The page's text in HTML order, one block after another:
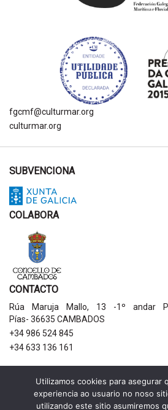
fgcmf@culturmar.org
culturmar.org
SUBVENCIONA
COLABORA
CONTACTO
Rúa Maruja Mallo, 13 -1º andar
Pías- 36635 CAMBADOS
+34 986 524 845
+34 633 136 161
AVISOS LEGAIS
Política de privacidade
Utilizamos cookies para asegurar
experiencia ao usuario no noso
utilizando este sitio asumiremos